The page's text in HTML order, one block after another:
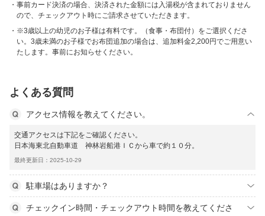
事前カード決済の場合、決済された金額には入湯税が含まれておりません
ので、チェックアウト時にご請求させていただきます。
※3歳以上の幼児のお子様は有料です。（食事・布団付）をご選択くださ
い。3歳未満のお子様でお布団追加の場合は、追加料金2,200円でご用意い
たします。事前にお知らせください。
よくある質問
アクセス情報を教えてください。
交通アクセスは下記をご確認ください。
日本海東北自動車道 神林岩船港ＩＣから車で約１０分。
最終更新日：2025-10-29
駐車場はありますか？
チェックイン時間・チェックアウト時間を教えてくださ